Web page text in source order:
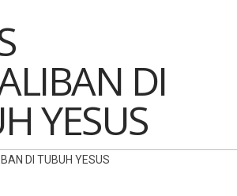
DI
YESUS